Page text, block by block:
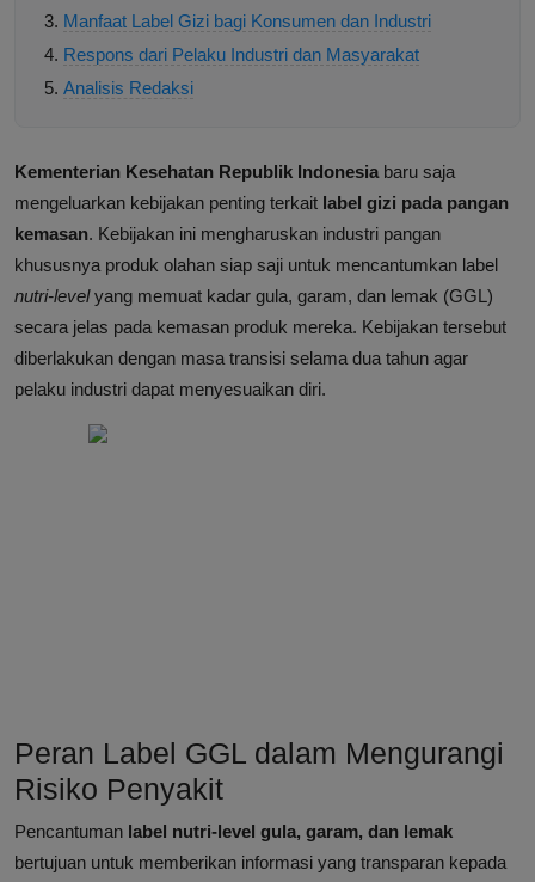
Manfaat Label Gizi bagi Konsumen dan Industri
Respons dari Pelaku Industri dan Masyarakat
Analisis Redaksi
Kementerian Kesehatan Republik Indonesia baru saja
mengeluarkan kebijakan penting terkait label gizi pada pangan
kemasan. Kebijakan ini mengharuskan industri pangan
khususnya produk olahan siap saji untuk mencantumkan label
nutri-levelyang memuat kadar gula, garam, dan lemak (GGL)
secara jelas pada kemasan produk mereka. Kebijakan tersebut
diberlakukan dengan masa transisi selama dua tahun agar
pelaku industri dapat menyesuaikan diri.
Peran Label GGL dalam Mengurangi
Risiko Penyakit
Pencantuman label nutri-level gula, garam, dan lemak
bertujuan untuk memberikan informasi yang transparan kepada